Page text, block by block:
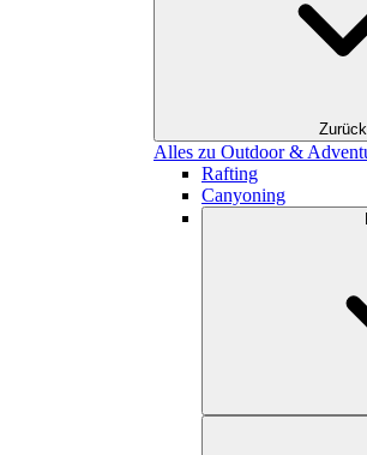
Zurück
Alles zu Outdoor &
Rafting
Canyoning